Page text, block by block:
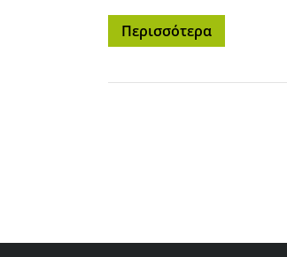
Περισσότερα